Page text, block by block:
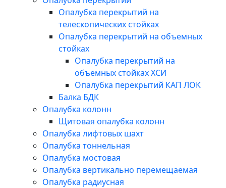
Опалубка перекрытий на
телескопических стойках
Опалубка перекрытий на объемных
стойках
Опалубка перекрытий на
объемных стойках ХСИ
Опалубка перекрытий КАП ЛОК
Балка БДК
Опалубка колонн
Щитовая опалубка колонн
Опалубка лифтовых шахт
Опалубка тоннельная
Опалубка мостовая
Опалубка вертикально перемещаемая
Опалубка радиусная